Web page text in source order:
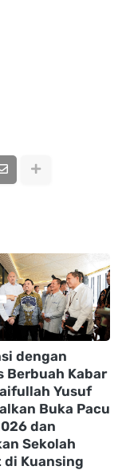
dengan
Berbuah Kabar
Yusuf
Buka Pacu
dan
Sekolah
di Kuansing